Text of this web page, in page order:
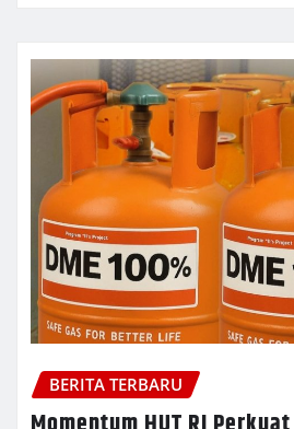
BERITA TERBARU